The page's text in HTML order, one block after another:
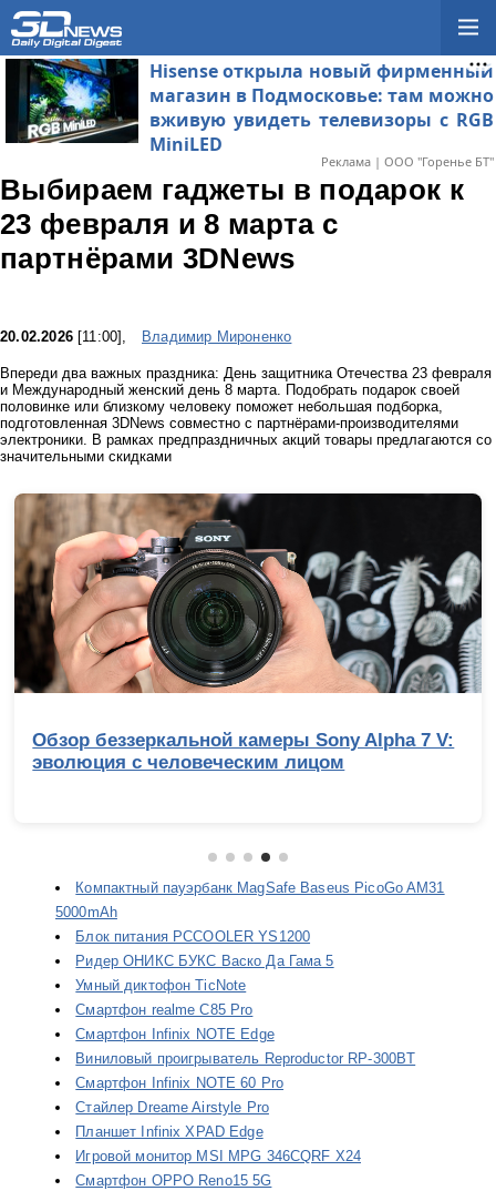
Hisense открыла новый фирменный
магазин в Подмосковье: там можно
вживую увидеть телевизоры с RGB
MiniLED
Реклама | ООО "Горенье БТ"
Выбираем гаджеты в подарок к
23 февраля и 8 марта с
партнёрами 3DNews
20.02.2026[11:00], Владимир Мироненко
Впереди два важных праздника: День защитника Отечества 23 февраля
и Международный женский день 8 марта. Подобрать подарок своей
половинке или близкому человеку поможет небольшая подборка,
подготовленная 3DNews совместно с партнёрами-производителями
электроники. В рамках предпраздничных акций товары предлагаются со
значительными скидками
Обзор беззеркальной камеры Sony Alpha 7 V:
эволюция с человеческим лицом
Компактный пауэрбанк MagSafe Baseus PicoGo AM31
5000mAh
Блок питания PCCOOLER YS1200
Ридер ОНИКС БУКС Васко Да Гама 5
Умный диктофон TicNote
Смартфон realme C85 Pro
Смартфон Infinix NOTE Edge
Виниловый проигрыватель Reproductor RP-300BT
Смартфон Infinix NOTE 60 Pro
Стайлер Dreame Airstyle Pro
Планшет Infinix XPAD Edge
Игровой монитор MSI MPG 346CQRF X24
Смартфон OPPO Reno15 5G